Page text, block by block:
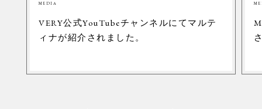
MEDIA
VERY公式YouTubeチャンネルにてマルテ
ィナが紹介されました。